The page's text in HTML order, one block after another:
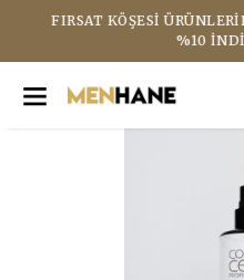
FIRSAT KÖŞESI
%10